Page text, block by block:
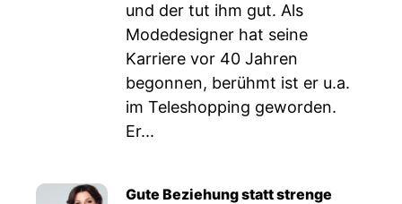
und der tut ihm gut. Als
Modedesigner hat seine
Karriere vor 40 Jahren
begonnen, berühmt ist er u.a.
im Teleshopping geworden.
Er...
Gute Beziehung statt strenge